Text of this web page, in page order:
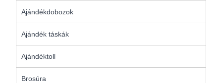
Ajándékdobozok
Ajándék táskák
Ajándéktoll
Brosúra